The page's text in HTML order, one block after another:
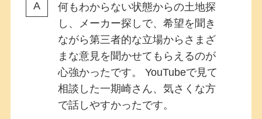
何もわからない状態からの土地探
し、メーカー探しで、希望を聞き
ながら第三者的な立場からさまざ
まな意見を聞かせてもらえるのが
心強かったです。 YouTubeで見て
相談した一期崎さん、気さくな方
で話しやすかったです。